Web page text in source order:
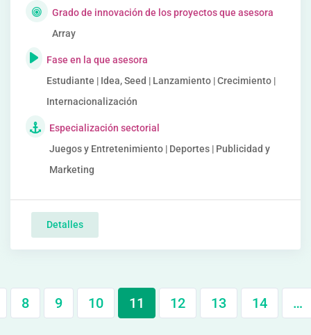
Grado de innovación de los proyectos que asesora
Array
Fase en la que asesora
Estudiante | Idea, Seed | Lanzamiento | Crecimiento |
Internacionalización
Especialización sectorial
Juegos y Entretenimiento | Deportes | Publicidad y
Marketing
Detalles
8 9 10 11 12 13 14 …